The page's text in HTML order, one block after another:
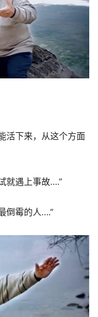
活下来，从这个方面
就遇上事故….”
倒霉的人….”